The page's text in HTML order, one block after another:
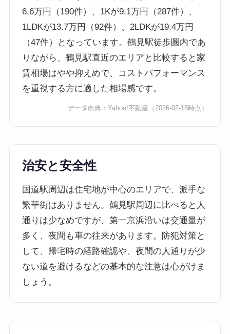
6.6万円（190件）、1Kが9.1万円（287件）、
1LDKが13.7万円（92件）、2LDKが19.4万円
（47件）となっています。鶴見駅徒歩圏内であ
りながら、鶴見駅直近のエリアと比較すると家
賃相場はやや抑えめで、コストパフォーマンス
を重視する方に適した相場感です。
データ出典：Yahoo!不動産 （2026-02-15時点）
治安と安全性
国道駅周辺は住宅地が中心のエリアで、派手な
繁華街はありません。鶴見駅周辺に比べると人
通りは少なめですが、第一京浜沿いは交通量が
多く、夜間も車の往来があります。防犯対策と
して、帰宅時の経路確認や、夜間の人通りが少
ない道を避けるなどの基本的な注意は心がけま
しょう。